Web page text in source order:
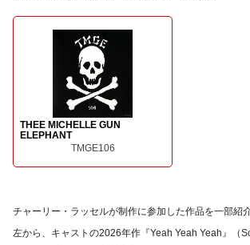
THEE MICHELLE GUN
ELEPHANT
TMGE106
チャーリー・ラッセルが制作に参加した作品を一部紹介
左から、キャストの2026年作『Yeah Yeah Yeah』（